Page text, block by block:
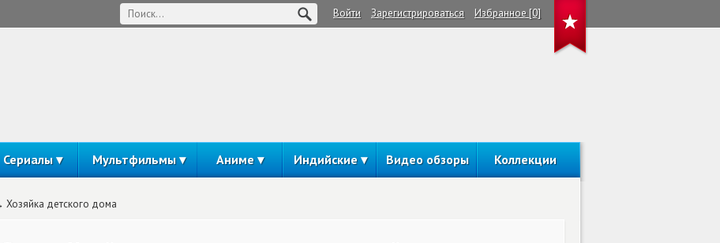
Войти Зарегистрироваться Избранное [0]
Сериалы Мультфильмы Аниме Индийские Видео обзоры Коллекции
Хозяйка детского дома